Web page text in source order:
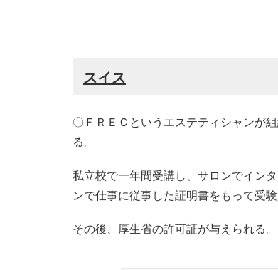
スイス
〇ＦＲＥＣというエステティシャンが
る。
私立校で一年間受講し、サロンでイン
ンで仕事に従事した証明書をもって受験
その後、厚生省の許可証が与えられる。